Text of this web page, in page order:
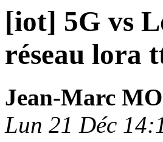
[iot] 5G vs
réseau lora
Jean-Marc
Lun 21 Déc